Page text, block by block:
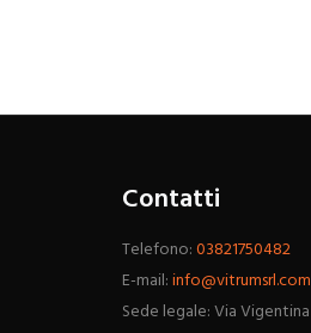
Contatti
Telefono:03821750482
E-mail:info@vitrumsrl.com
Sede legale: Via Vigentina